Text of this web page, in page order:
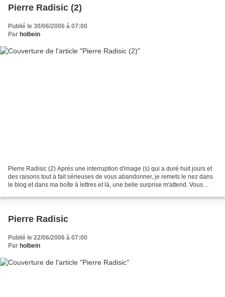
Pierre Radisic (2)
Publié le 30/06/2006 à 07:00
Par holbein
Pierre Radisic (2) Après une interruption d'image (s) qui a duré huit jours et
des raisons tout à fait sérieuses de vous abandonner, je remets le nez dans
le blog et dans ma boîte à lettres et là, une belle surprise m'attend. Vous
Pierre Radisic
Publié le 22/06/2006 à 07:00
Par holbein